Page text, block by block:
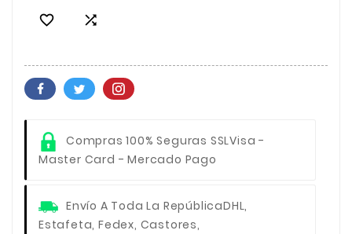
 
Compras 100% Seguras SSLVisa -
Master Card - Mercado Pago
Envío A Toda La RepúblicaDHL,
Estafeta, Fedex, Castores,